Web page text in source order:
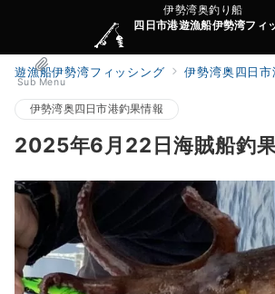
伊勢湾奥釣り船
四日市港遊漁船伊勢湾フィ
Sub Menu
遊漁船伊勢湾フィッシング 伊勢湾奥四日市
伊勢湾奥四日市港釣果情報
2025年6月22日海賊船釣